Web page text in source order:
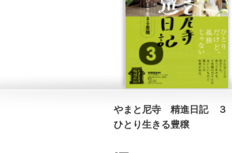
やまと尼寺 精進日記 ３
ひとり生きる豊穣